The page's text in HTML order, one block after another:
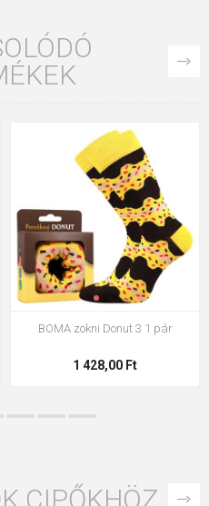
BOMA zokni Hoho fehér 3 pár
1 683,00 Ft
CIPŐKHÖZ